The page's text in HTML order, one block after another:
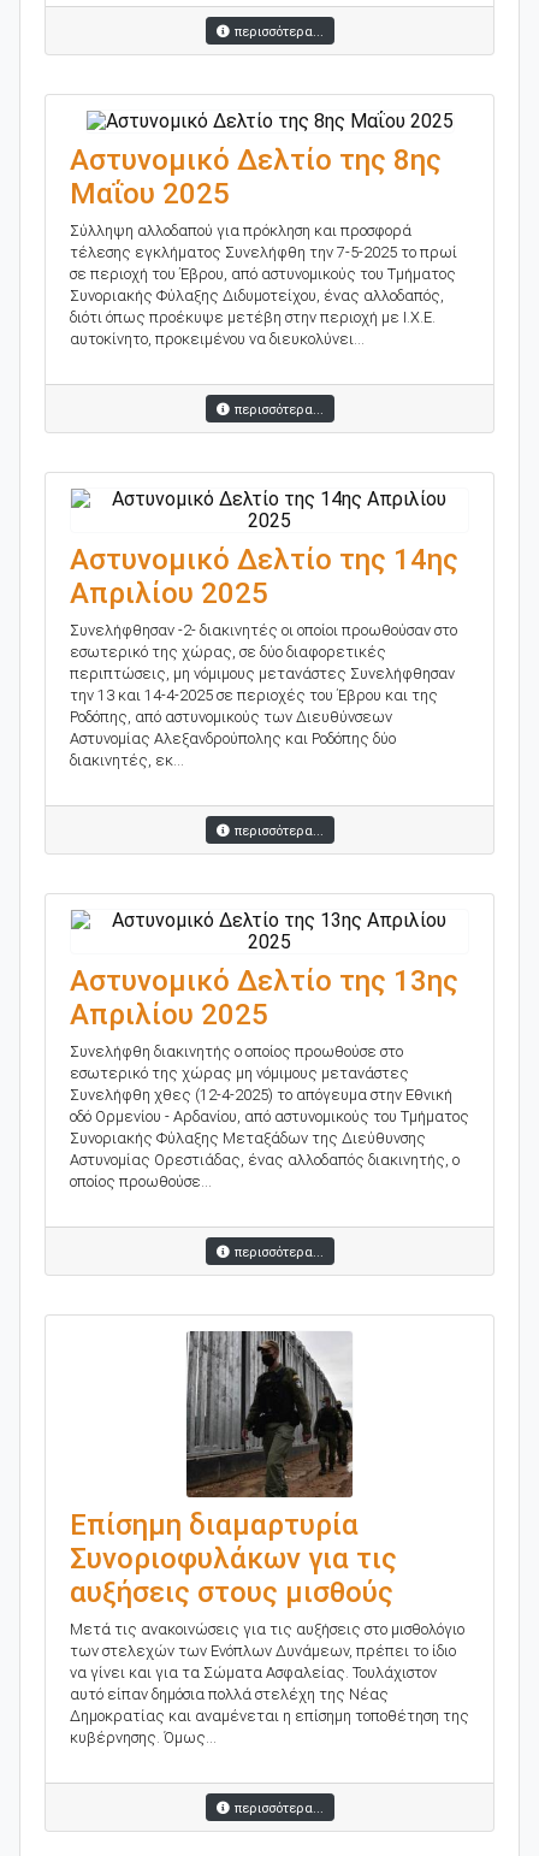
περισσότερα...
Αστυνομικό Δελτίο της 8ης
Μαΐου 2025
Σύλληψη αλλοδαπού για πρόκληση και προσφορά
τέλεσης εγκλήματος Συνελήφθη την 7-5-2025 το πρωί
σε περιοχή του Έβρου, από αστυνομικούς του Τμήματος
Συνοριακής Φύλαξης Διδυμοτείχου, ένας αλλοδαπός,
διότι όπως προέκυψε μετέβη στην περιοχή με Ι.Χ.Ε.
αυτοκίνητο, προκειμένου να διευκολύνει...
περισσότερα...
Αστυνομικό Δελτίο της 14ης
Απριλίου 2025
Συνελήφθησαν -2- διακινητές οι οποίοι προωθούσαν στο
εσωτερικό της χώρας, σε δύο διαφορετικές
περιπτώσεις, μη νόμιμους μετανάστες Συνελήφθησαν
την 13 και 14-4-2025 σε περιοχές του Έβρου και της
Ροδόπης, από αστυνομικούς των Διευθύνσεων
Αστυνομίας Αλεξανδρούπολης και Ροδόπης δύο
διακινητές, εκ...
περισσότερα...
Αστυνομικό Δελτίο της 13ης
Απριλίου 2025
Συνελήφθη διακινητής ο οποίος προωθούσε στο
εσωτερικό της χώρας μη νόμιμους μετανάστες
Συνελήφθη χθες (12-4-2025) το απόγευμα στην Εθνική
οδό Ορμενίου - Αρδανίου, από αστυνομικούς του Τμήματος
Συνοριακής Φύλαξης Μεταξάδων της Διεύθυνσης
Αστυνομίας Ορεστιάδας, ένας αλλοδαπός διακινητής, ο
οποίος προωθούσε...
περισσότερα...
Επίσημη διαμαρτυρία
Συνοριοφυλάκων για τις
αυξήσεις στους μισθούς
Μετά τις ανακοινώσεις για τις αυξήσεις στο μισθολόγιο
των στελεχών των Ενόπλων Δυνάμεων, πρέπει το ίδιο
να γίνει και για τα Σώματα Ασφαλείας. Τουλάχιστον
αυτό είπαν δημόσια πολλά στελέχη της Νέας
Δημοκρατίας και αναμένεται η επίσημη τοποθέτηση της
κυβέρνησης. Όμως...
περισσότερα...